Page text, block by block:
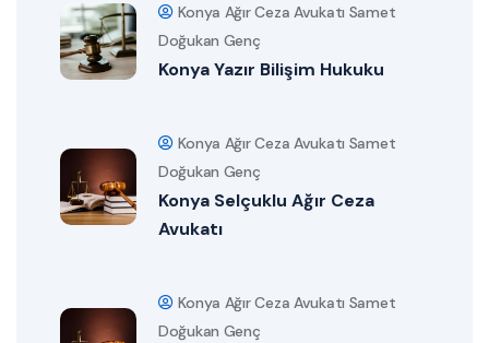
Konya Ağır Ceza Avukatı Samet
Doğukan Genç
Konya Yazır Bilişim Hukuku
Konya Ağır Ceza Avukatı Samet
Doğukan Genç
Konya Selçuklu Ağır Ceza
Avukatı
Konya Ağır Ceza Avukatı Samet
Doğukan Genç